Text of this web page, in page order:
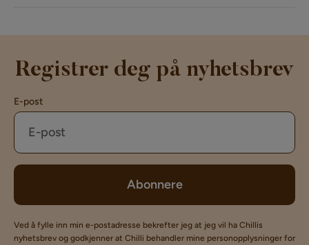
Registrer deg på nyhetsbrev
E-post
Abonnere
Ved å fylle inn min e-postadresse bekrefter jeg at jeg vil ha Chillis
nyhetsbrev og godkjenner at Chilli behandler mine personopplysninger for